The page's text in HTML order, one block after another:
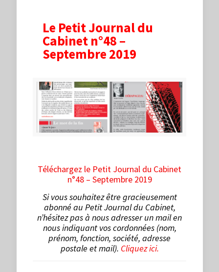
Le Petit Journal du
Cabinet n°48 –
Septembre 2019
Téléchargez le Petit Journal du Cabinet
n°48 – Septembre 2019
Si vous souhaitez être gracieusement
abonné au Petit Journal du Cabinet,
n’hésitez pas à nous adresser un mail en
nous indiquant vos cordonnées (nom,
prénom, fonction, société, adresse
postale et mail). Cliquez ici.